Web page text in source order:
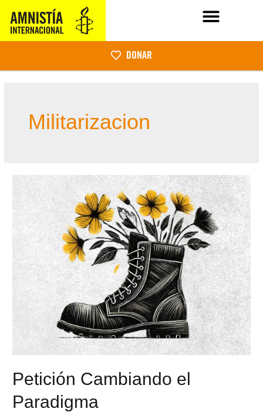
DONAR
Militarizacion
Petición Cambiando el
Paradigma